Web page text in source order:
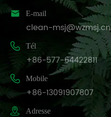
 E-mail
clean-msj@wzmsj.cn
 Tél
+86-577-64422811
 Mobile
+86-13091907807
 Adresse